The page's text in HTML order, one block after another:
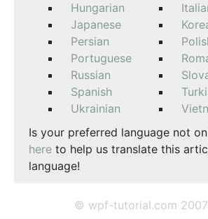
Hungarian
Japanese
Persian
Portuguese
Russian
Spanish
Ukrainian
Is your preferred language not
here to help us translate this
language!
© wpf-tutorial.com